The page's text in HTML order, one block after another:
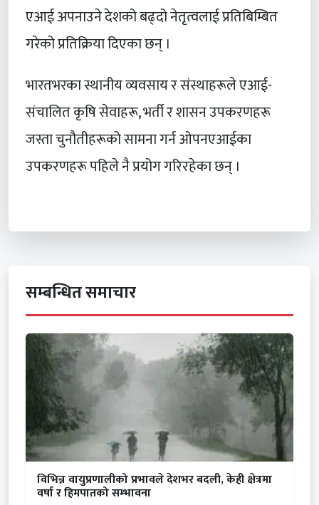
एआई अपनाउने देशको बढ्दो नेतृत्वलाई प्रतिबिम्बित
गरेको प्रतिक्रिया दिएका छन् ।
भारतभरका स्थानीय व्यवसाय र संस्थाहरूले एआई-
संचालित कृषि सेवाहरू, भर्ती र शासन उपकरणहरू
जस्ता चुनौतीहरूको सामना गर्न ओपनएआईका
उपकरणहरू पहिले नै प्रयोग गरिरहेका छन् ।
सम्बन्धित समाचार
विभिन्न वायुप्रणालीको प्रभावले देशभर बदली, केही क्षेत्रमा
वर्षा र हिमपातको सम्भावना